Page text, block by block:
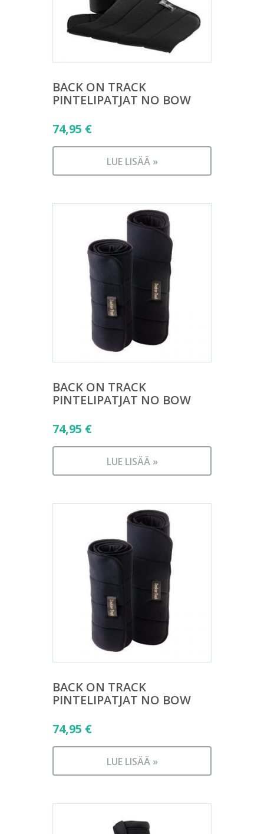
BACK ON TRACK
PINTELIPATJAT NO BOW
74,95 €
LUE LISÄÄ »
BACK ON TRACK
PINTELIPATJAT NO BOW
74,95 €
LUE LISÄÄ »
BACK ON TRACK
PINTELIPATJAT NO BOW
74,95 €
LUE LISÄÄ »